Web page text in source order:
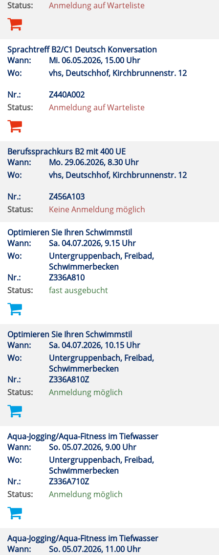
Status: Anmeldung auf Warteliste
Sprachtreff B2/C1 Deutsch Konversation
Wann:
Mi.06.05.2026, 15.00 Uhr
Wo:
vhs, Deutschhof, Kirchbrunnenstr. 12
Nr.:
Z440A002
Status:
Anmeldung auf Warteliste
Berufssprachkurs B2 mit 400 UE
Wann:
Mo.29.06.2026, 8.30 Uhr
Wo:
vhs, Deutschhof, Kirchbrunnenstr. 12
Nr.:
Z456A103
Status:
Keine Anmeldung möglich
Optimieren Sie Ihren Schwimmstil
Wann:
Sa.04.07.2026, 9.15 Uhr
Wo:
Untergruppenbach, Freibad,
Schwimmerbecken
Nr.:
Z336A810
Status:
fast ausgebucht
Optimieren Sie Ihren Schwimmstil
Wann:
Sa.04.07.2026, 10.15 Uhr
Wo:
Untergruppenbach, Freibad,
Schwimmerbecken
Nr.:
Z336A810Z
Status:
Anmeldung möglich
Aqua-Jogging/Aqua-Fitness im Tiefwasser
Wann:
So.05.07.2026, 9.00 Uhr
Wo:
Untergruppenbach, Freibad,
Schwimmerbecken
Nr.:
Z336A710Z
Status:
Anmeldung möglich
Aqua-Jogging/Aqua-Fitness im Tiefwasser
Wann:
So.05.07.2026, 11.00 Uhr